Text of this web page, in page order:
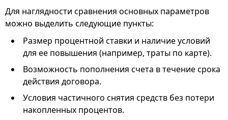
Для наглядности сравнения основных параметров
можно выделить следующие пункты:
Размер процентной ставки и наличие условий
для ее повышения (например, траты по карте).
Возможность пополнения счета в течение срока
действия договора.
Условия частичного снятия средств без потери
накопленных процентов.